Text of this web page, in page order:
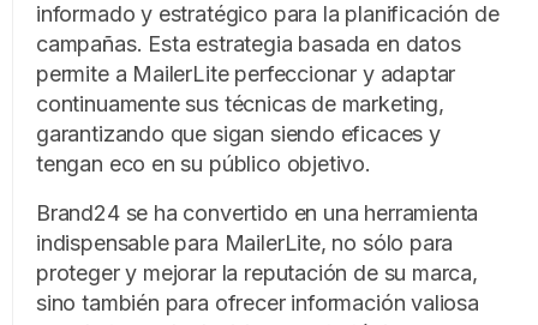
informado y estratégico para la planificación de
campañas. Esta estrategia basada en datos
permite a MailerLite perfeccionar y adaptar
continuamente sus técnicas de marketing,
garantizando que sigan siendo eficaces y
tengan eco en su público objetivo.
Brand24 se ha convertido en una herramienta
indispensable para MailerLite, no sólo para
proteger y mejorar la reputación de su marca,
sino también para ofrecer información valiosa